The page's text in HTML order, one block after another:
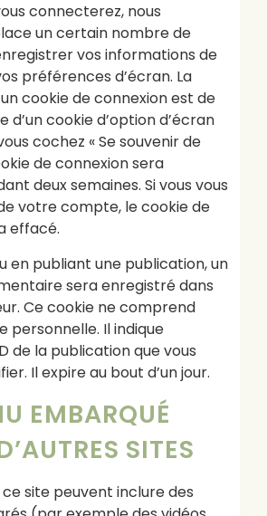
connecterez, nous
un certain nombre de
vos informations de
préférences d’écran. La
cookie de connexion est de
d’un cookie d’option d’écran
cochez « Se souvenir de
de connexion sera
deux semaines. Si vous vous
votre compte, le cookie de
effacé.
en publiant une publication, un
sera enregistré dans
Ce cookie ne comprend
personnelle. Il indique
de la publication que vous
Il expire au bout d’un jour.
EMBARQUÉ
SITES
site peuvent inclure des